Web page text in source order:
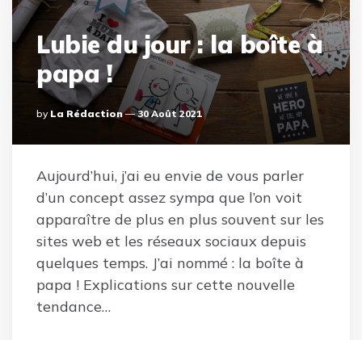
Lubie du jour : la boîte à
papa !
Posted
By
By La Rédaction 30 Août 2021
Aujourd’hui, j’ai eu envie de vous parler
d’un concept assez sympa que l’on voit
apparaître de plus en plus souvent sur les
sites web et les réseaux sociaux depuis
quelques temps. J’ai nommé : la boîte à
papa ! Explications sur cette nouvelle
tendance…